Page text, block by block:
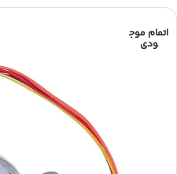
اتمام موج
ودی